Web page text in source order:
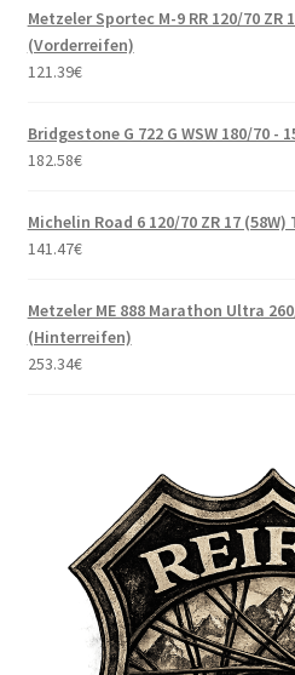
Metzeler Sportec M-9 RR 120/70 ZR
(Vorderreifen)
121.39€
Bridgestone G 722 G WSW 180/70 -
182.58€
Michelin Road 6 120/70 ZR 17
141.47€
Metzeler ME 888 Marathon Ultra
(Hinterreifen)
253.34€